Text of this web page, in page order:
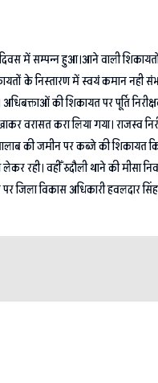
में सम्पन्न हुआ।आने वाली
के निस्तारण में स्वयं कमान नही
की शिकायत पर पूर्ति
वरासत करा लिया गया। राजस्व
की जमीन पर कब्जे की शिकायत
रही। वहीँ रुदौली थाने की मीसा
विकास अधिकारी हवलदार सिंह,